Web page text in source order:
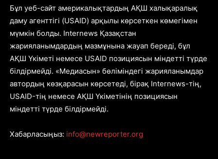
Бұл уеб-сайт америкалықтардың АҚШ халықаралық
даму агенттігі (USAID) арқылы көрсеткен көмегімен
мүмкін болды. Internews Қазақстан
жарияланымдардың мазмұнына жауап береді, бұл
АҚШ Үкіметі немесе USAID позициясын міндетті түрде
білдірмейді. «Медиасын» бөліміндегі жарияланымдар
автордың көзқарасын көрсетеді, бірақ Internews-тің,
USAID-тің немесе АҚШ Үкіметінің позициясын
міндетті түрде білдірмейді.
Хабарласыңыз: info@newreporter.org